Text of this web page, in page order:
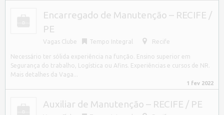
Encarregado de Manutenção – RECIFE /
PE
Vagas Clube Tempo Integral Recife
Necessário ter sólida experiência na função. Ensino superior em
Segurança do trabalho, Logística ou Afins. Experiências e cursos de NR.
Mais detalhes da Vaga...
1 fev 2022
Auxiliar de Manutenção – RECIFE / PE